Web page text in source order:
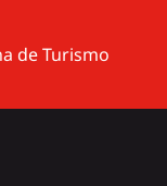
de Turismo